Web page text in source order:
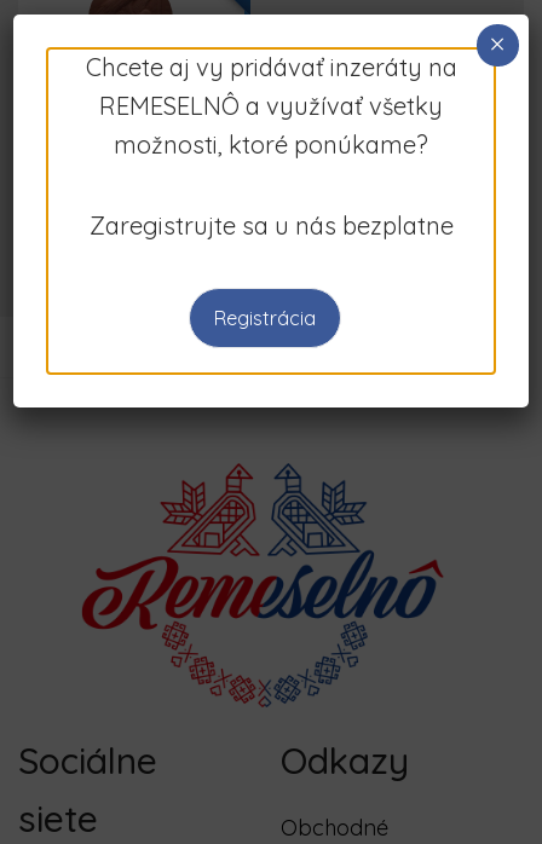
Viliam
0 recenzií
Sociálne
siete
Odkazy
Obchodné
Chcete aj vy pridávať inzeráty na
REMESELNÔ a využívať všetky
možnosti, ktoré ponúkame?
Zaregistrujte sa u nás bezplatne
Registrácia
×